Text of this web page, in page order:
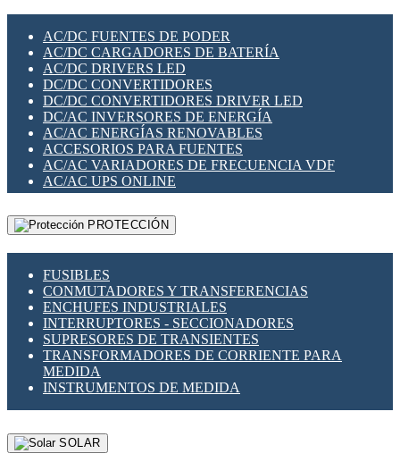
SWITCH Y MICROSWITCH
TARJETAS PI
UNIÓN Y DERIVACIÓN DE CABLE
PLACAS MODULARES IOT
SWITCHES Y REDES WIFI
SOLUCIONES IOT
SOLUCIONES LORAWAN
SOLUCIONES RED CELULAR
SEGURIDAD PARA REDES
SWITCHES LAN
TELEFONÍA IP (VOIP)
VIGILANCIA IP (CCTV)
MESHTASTIC
AC/DC FUENTES DE PODER
AC/DC CARGADORES DE BATERÍA
AC/DC DRIVERS LED
DC/DC CONVERTIDORES
DC/DC CONVERTIDORES DRIVER LED
DC/AC INVERSORES DE ENERGÍA
AC/AC ENERGÍAS RENOVABLES
ACCESORIOS PARA FUENTES
AC/AC VARIADORES DE FRECUENCIA VDF
AC/AC UPS ONLINE
PROTECCIÓN
FUSIBLES
CONMUTADORES Y TRANSFERENCIAS
ENCHUFES INDUSTRIALES
INTERRUPTORES - SECCIONADORES
SUPRESORES DE TRANSIENTES
TRANSFORMADORES DE CORRIENTE PARA
MEDIDA
INSTRUMENTOS DE MEDIDA
SOLAR